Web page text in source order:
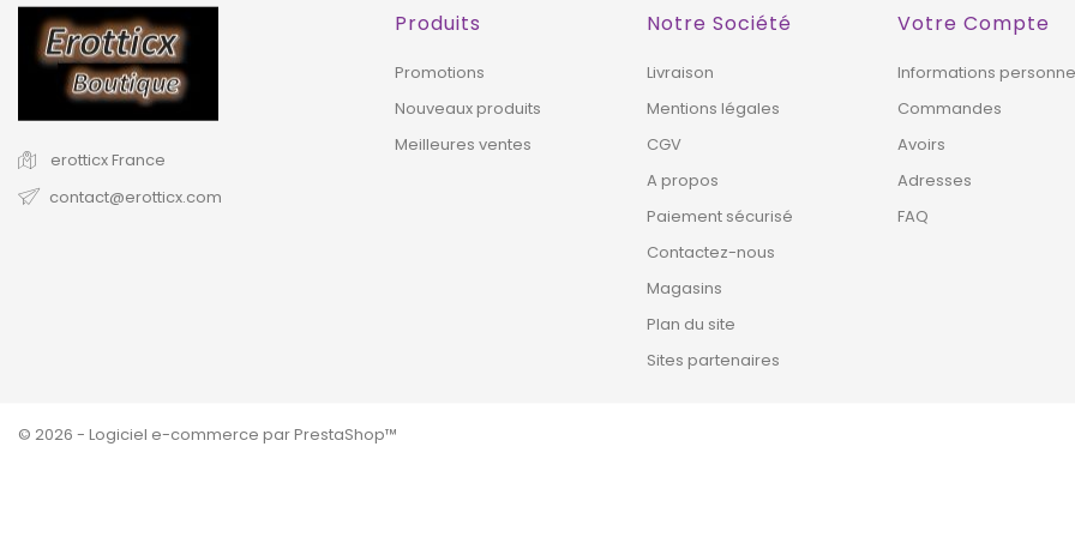
erotticx France
contact@erotticx.com
Produits
Promotions
Nouveaux produits
Meilleures ventes
Notre Société
Livraison
Mentions légales
CGV
A propos
Paiement sécurisé
Contactez-nous
Magasins
Plan du site
Sites partenaires
Votre Compte
Informations
Commandes
Avoirs
Adresses
FAQ
© 2026 - Logiciel e-commerce par PrestaShop™